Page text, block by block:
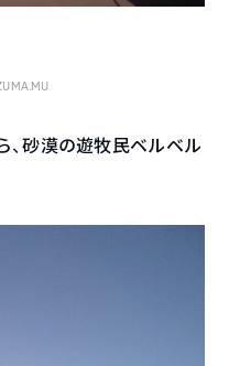
、砂漠の遊牧民ベルベル